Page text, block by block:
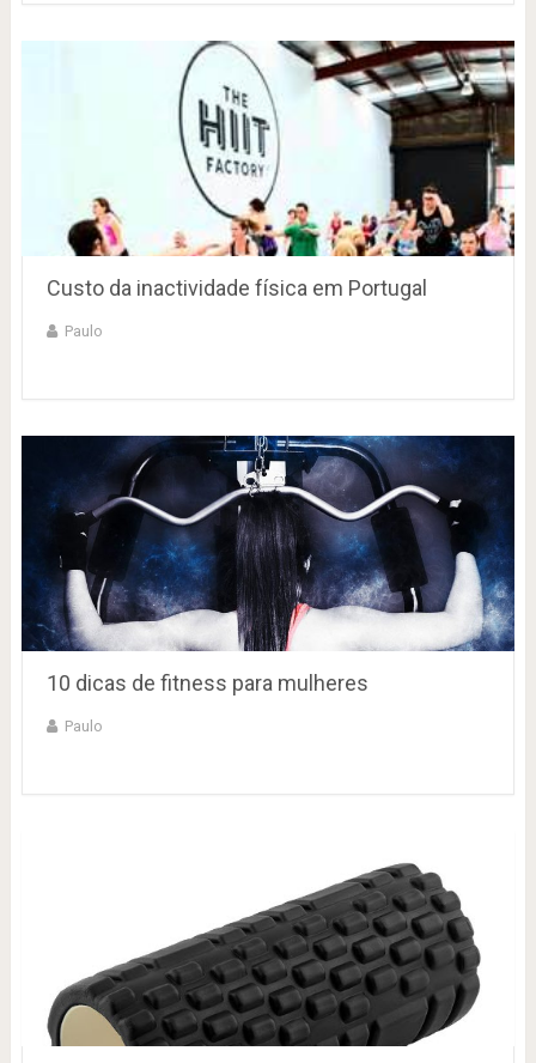
Custo da inactividade física em Portugal
Paulo
10 dicas de fitness para mulheres
Paulo